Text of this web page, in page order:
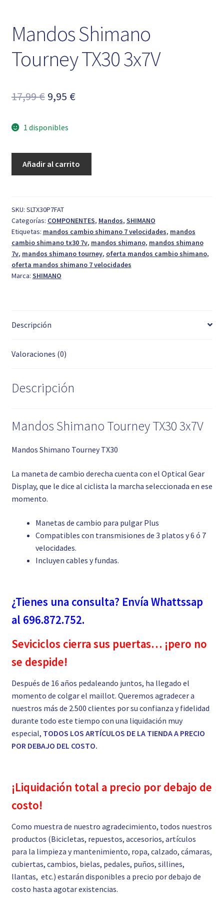
Mandos Shimano
Tourney TX30 3x7V
17,99€ El
original
era:
17,99 €.
9,95 €El
es:
9,95 €.
1 disponibles
3x7V
cantidad
Añadir al carrito
SKU: SLTX30P7FAT
Categorías: COMPONENTES, Mandos, SHIMANO
Etiquetas: mandos cambio shimano 7 velocidades, mandos
cambio shimano tx30 7v, mandos shimano, mandos shimano
7v, mandos shimano tourney, oferta mandos cambio shimano,
oferta mandos shimano 7 velocidades
Marca: SHIMANO
Descripción
Valoraciones (0)
Descripción
Mandos Shimano Tourney TX30 3x7V
Mandos Shimano Tourney TX30
La maneta de cambio derecha cuenta con el Optical Gear
Display, que le dice al ciclista la marcha seleccionada en ese
momento.
Manetas de cambio para pulgar Plus
Compatibles con transmisiones de 3 platos y 6 ó 7
velocidades.
Incluyen cables y fundas.
¿Tienes una consulta? Envía Whattssap
al 696.872.752.
Seviciclos cierra sus puertas… ¡pero no
se despide!
Después de 16 años pedaleando juntos, ha llegado el
momento de colgar el maillot. Queremos agradecer a
nuestros más de 2.500 clientes por su confianza y fidelidad
durante todo este tiempo con una liquidación muy
especial, TODOS LOS ARTÍCULOS DE LA TIENDA A PRECIO
POR DEBAJO DEL COSTO.
¡Liquidación total a precio por debajo de
costo!
Como muestra de nuestro agradecimiento, todos nuestros
productos (Bicicletas, repuestos, accesorios, artículos
para la limpieza y mantenimiento, ropa, calzado, cámaras,
cubiertas, cambios, bielas, pedales, puños, sillines,
llantas, etc.) estarán disponibles a precio por debajo de
costo hasta agotar existencias.